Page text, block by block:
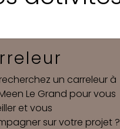
vaste domaine de la
et de la
il est essentiel de
avec des experts